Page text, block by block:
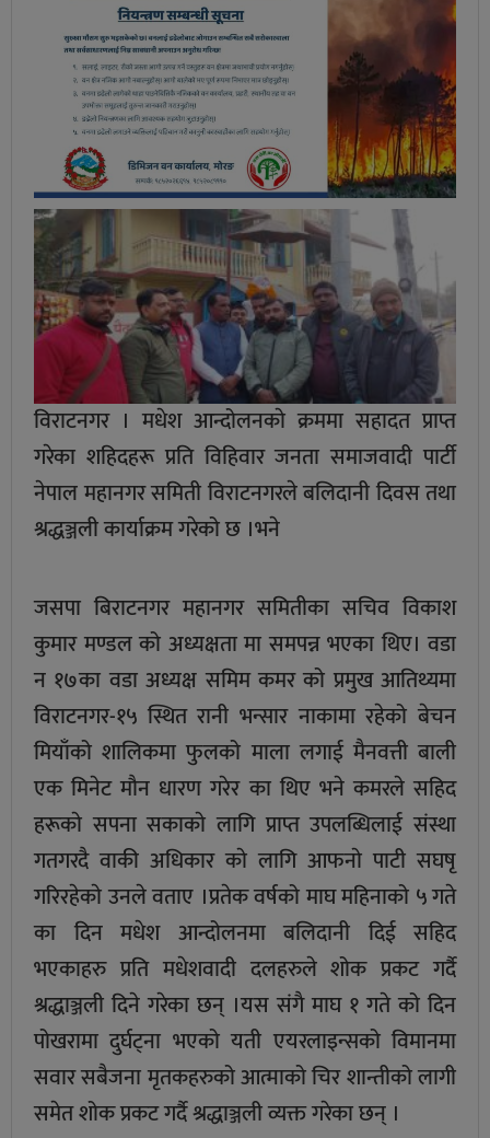
विराटनगर । मधेश आन्दोलनकाे क्रममा सहादत प्राप्त
गरेका शहिदहरू प्रति विहिवार जनता समाजवादी पार्टी
नेपाल महानगर समिती विराटनगरले बलिदानी दिवस तथा
श्रद्धञ्जली कार्याक्रम गरेको छ ।भने
जसपा बिराटनगर महानगर समितीका सचिव विकाश
कुमार मण्डल को अध्यक्षता मा समपन्न भएका थिए। वडा
न १७का वडा अध्यक्ष समिम कमर को प्रमुख आतिथ्यमा
विराटनगर-१५ स्थित रानी भन्सार नाकामा रहेको बेचन
मियाँको शालिकमा फुलको माला लगाई मैनवत्ती बाली
एक मिनेट मौन धारण गरेर का थिए भने कमरले सहिद
हरूकाे सपना सकाकाे लागि प्राप्त उपलब्धिलाई संस्था
गतगरदै वाकी अधिकार काे लागि आफनाे पाटी सघषृ
गरिरहेकाे उनले वताए ।प्रतेक वर्षको माघ महिनाको ५ गते
का दिन मधेश आन्दोलनमा बलिदानी दिई सहिद
भएकाहरु प्रति मधेशवादी दलहरुले शोक प्रकट गर्दै
श्रद्धाञ्जली दिने गरेका छन् ।यस संगै माघ १ गते को दिन
पोखरामा दुर्घट्‌ना भएको यती एयरलाइन्सको विमानमा
सवार सबैजना मृतकहरुको आत्माको चिर शान्तीको लागी
समेत शोक प्रकट गर्दै श्रद्धाञ्जली व्यक्त गरेका छन् ।